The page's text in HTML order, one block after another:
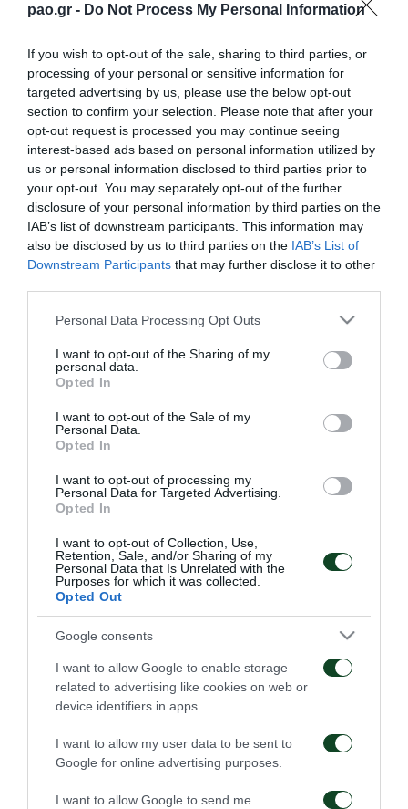
pao.gr - Do Not Process My Personal Information
If you wish to opt-out of the sale, sharing to third parties, or
processing of your personal or sensitive information for
targeted advertising by us, please use the below opt-out
section to confirm your selection. Please note that after your
opt-out request is processed you may continue seeing
interest-based ads based on personal information utilized by
us or personal information disclosed to third parties prior to
your opt-out. You may separately opt-out of the further
disclosure of your personal information by third parties on the
IAB’s list of downstream participants. This information may
also be disclosed by us to third parties on the IAB’s List of
Downstream Participants that may further disclose it to other
Please note that this website/app uses one or more Google
not limited to your visit or usage behaviour. You may click to
grant or deny consent to Google and its third-party tags to
use your data for below specified purposes in below Google
consent section.
Personal Data Processing Opt Outs
I want to opt-out of the Sharing of my
personal data.
Opted In
I want to opt-out of the Sale of my
Personal Data.
Opted In
I want to opt-out of processing my
Personal Data for Targeted Advertising.
Opted In
I want to opt-out of Collection, Use,
Retention, Sale, and/or Sharing of my
Personal Data that Is Unrelated with the
Purposes for which it was collected.
Opted Out
Google consents
I want to allow Google to enable storage
related to advertising like cookies on web or
device identifiers in apps.
I want to allow my user data to be sent to
Google for online advertising purposes.
I want to allow Google to send me
Η σημερινή προπόνηση του Παναθηναϊκού ξεκίνησε
με ζέσταμα και ολοκληρώθηκε με δίτερμα.
Μετά το τέλος της προπόνησης ο προπονητής του
«Τριφυλλιού» κ. Χενκ τεν Κάτε ανακοίνωσε την
αποστολή για τον αγώνα με τον Πανθρακικό. Στην
προπόνηση δεν πήρε μέρος ο Σιμάο που
ταλαιπωρείται από ίωση Εκτός αποστολής έμειναν
οι Δάρλας, Σιμάο, Ρουκάβινα, Σειταρίδης, Κλέιτον,
Μάντζιος, Δημούτσος και Τζιόλης. Ο Ζιλμπέρτο
Σίλβα θα ενσωματωθεί αύριο στην αποστολή, ο
οποίος φτάνει σήμερα το απόγευμα στην Ελλάδα.
ΑΓΩΝΙΣΤΙΚΑ
Προπόνηση και
αποστολή για το ματς με
10/08/2026
Επιστροφή Τετέι στο «Γ.
09/08/2026